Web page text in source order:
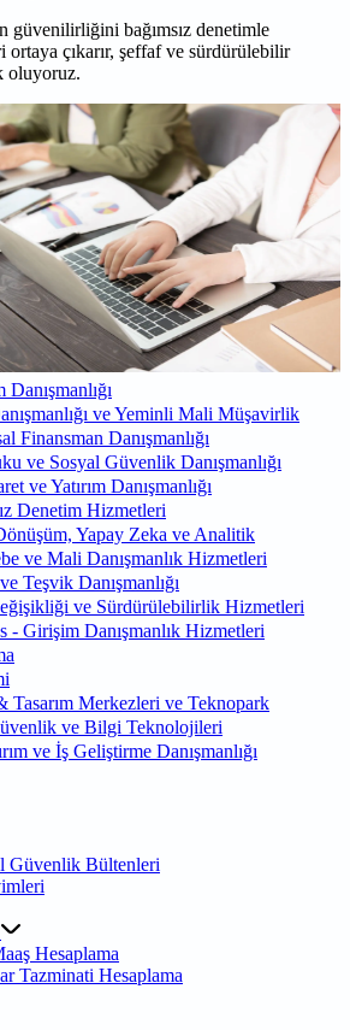
güvenilirliğini bağımsız denetimle
ortaya çıkarır, şeffaf ve sürdürülebilir
oluyoruz.
ve Yeminli Mali Müşavirlik
Finansman Danışmanlığı
ve Sosyal Güvenlik Danışmanlığı
ve Yatırım Danışmanlığı
Denetim Hizmetleri
Yapay Zeka ve Analitik
ve Mali Danışmanlık Hizmetleri
Teşvik Danışmanlığı
ve Sürdürülebilirlik Hizmetleri
- Girişim Danışmanlık Hizmetleri
Tasarım Merkezleri ve Teknopark
ve Bilgi Teknolojileri
ve İş Geliştirme Danışmanlığı
Güvenlik Bültenleri
Hesaplama
Tazminati Hesaplama